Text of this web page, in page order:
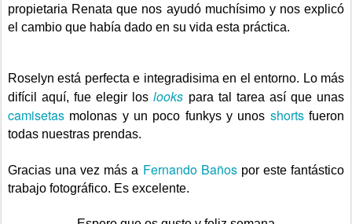
propietaria Renata que nos ayudó muchísimo y nos explicó
el cambio que había dado en su vida esta práctica.
Roselyn está perfecta e integradisima en el entorno. Lo más
difícil aquí, fue elegir loslooks para tal tarea así que unas
camisetas molonas y un poco funkys y unos shortsfueron
todas nuestras prendas.
Gracias una vez más a Fernando Bañospor este fantástico
trabajo fotográfico. Es excelente.